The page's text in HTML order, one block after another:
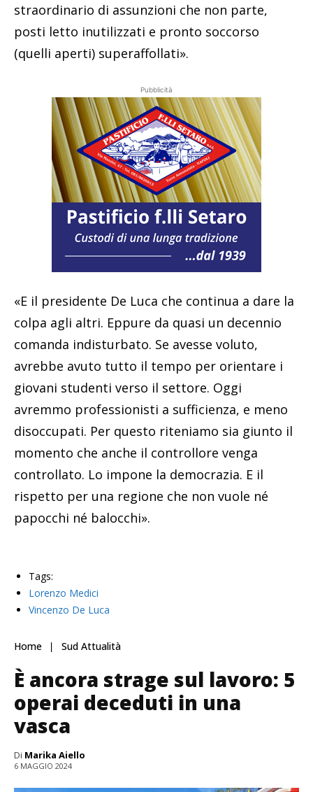
straordinario di assunzioni che non parte,
posti letto inutilizzati e pronto soccorso
(quelli aperti) superaffollati».
Pubblicità
«E il presidente De Luca che continua a dare la
colpa agli altri. Eppure da quasi un decennio
comanda indisturbato. Se avesse voluto,
avrebbe avuto tutto il tempo per orientare i
giovani studenti verso il settore. Oggi
avremmo professionisti a sufficienza, e meno
disoccupati. Per questo riteniamo sia giunto il
momento che anche il controllore venga
controllato. Lo impone la democrazia. E il
rispetto per una regione che non vuole né
papocchi né balocchi».
Tags:
Lorenzo Medici
Vincenzo De Luca
Home Sud Attualità
È ancora strage sul lavoro: 5
operai deceduti in una
vasca
Di Marika Aiello
6 MAGGIO 2024